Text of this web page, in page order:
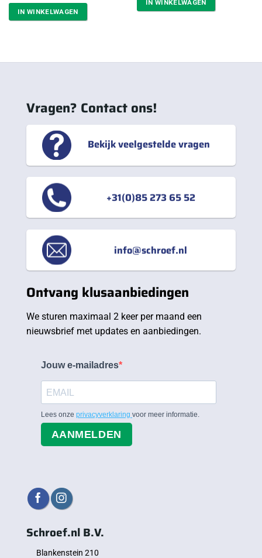
was:
€60,44.
is:
€42,29.
IN WINKELWAGEN
€2,82.€2,25.
IN WINKELWAGEN
Vragen? Contact ons!
Bekijk veelgestelde vragen
+31(0)85 273 65 52
info@schroef.nl
Ontvang klusaanbiedingen
We sturen maximaal 2 keer per maand een
nieuwsbrief met updates en aanbiedingen.
Jouw e-mailadres
Lees onze privacyverklaring voor meer informatie.
AANMELDEN
Schroef.nl B.V.
Blankenstein 210